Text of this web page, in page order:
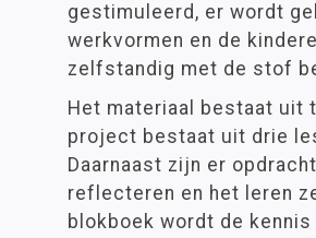
gestimuleerd, er wordt
werkvormen en de
zelfstandig met de stof
Het materiaal bestaat uit
project bestaat uit drie
Daarnaast zijn er
reflecteren en het leren
blokboek wordt de